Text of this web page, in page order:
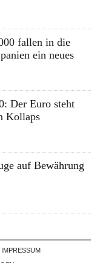
fallen in die
ein neues
Der Euro steht
Kollaps
auf Bewährung
IMPRESSUM